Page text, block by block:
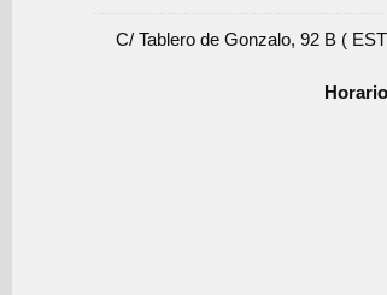
C/ Tablero de Gonzalo, 92 B (